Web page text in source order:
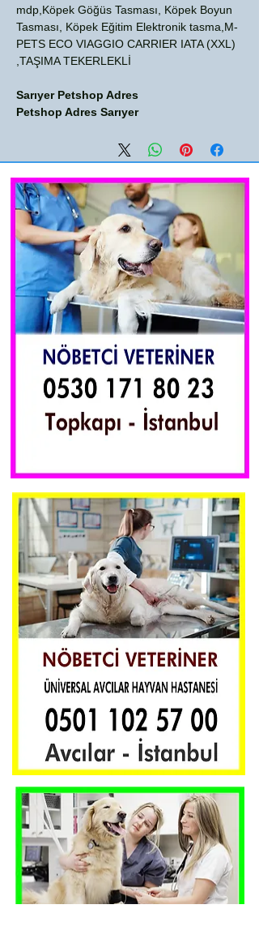
mdp,Köpek Göğüs Tasması, Köpek Boyun
Tasması, Köpek Eğitim Elektronik tasma,M-
PETS ECO VIAGGIO CARRIER IATA (XXL)
TAŞIMA TEKERLEKLİ,
Sarıyer Petshop Adres
Petshop Adres Sarıyer